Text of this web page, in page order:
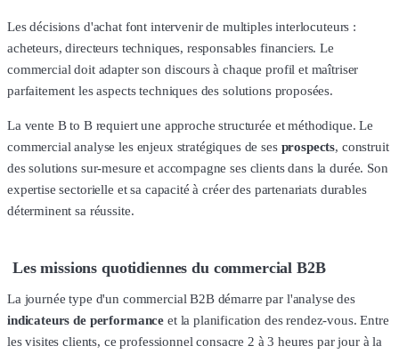
Les décisions d'achat font intervenir de multiples interlocuteurs :
acheteurs, directeurs techniques, responsables financiers. Le
commercial doit adapter son discours à chaque profil et maîtriser
parfaitement les aspects techniques des solutions proposées.
La vente B to B requiert une approche structurée et méthodique. Le
commercial analyse les enjeux stratégiques de ses prospects, construit
des solutions sur-mesure et accompagne ses clients dans la durée. Son
expertise sectorielle et sa capacité à créer des partenariats durables
déterminent sa réussite.
Les missions quotidiennes du commercial B2B
La journée type d'un commercial B2B démarre par l'analyse des
indicateurs de performance et la planification des rendez-vous. Entre
les visites clients, ce professionnel consacre 2 à 3 heures par jour à la